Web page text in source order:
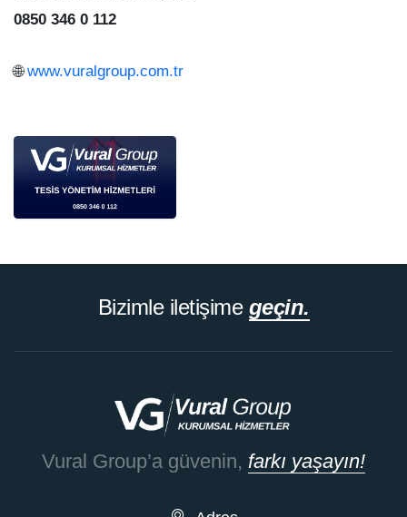
0850 346 0 112
🌐www.vuralgroup.com.tr
Bizimle iletişime geçin.
Vural Group’a güvenin, farkı yaşayın!